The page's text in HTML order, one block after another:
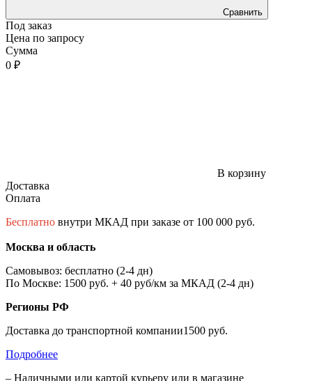
Сравнить
Под заказ
Цена по запросу
Сумма
0 ₽
В корзину
Доставка
Оплата
Бесплатно внутри МКАД при заказе от 100 000 руб.
Москва и область
Самовывоз: бесплатно (2-4 дн)
По Москве: 1500 руб. + 40 руб/км за МКАД (2-4 дн)
Регионы РФ
Доставка до транспортной компании1500 руб.
Подробнее
– Наличными или картой курьеру или в магазине